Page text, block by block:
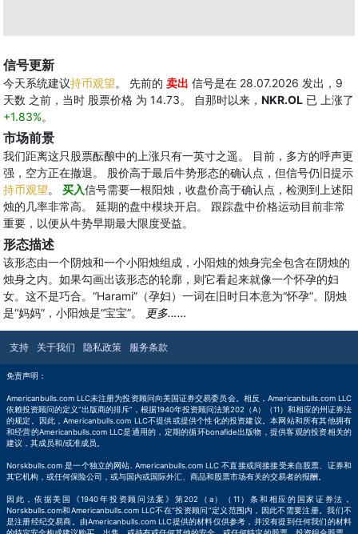
信号更新
今天系统建议持币观望。 先前的 卖出 信号是在 28.07.2026 发出，9
天数 之前，当时 股票价格 为 14.73。 自那时以来， NKR.OL 已 上涨了
+1.83%。
市场前景
我们距离这只股票酝酿中的上涨只有一英寸之遥。 目前，多方的呼声更
强，空方正在撤退。 股价高于最后牛势形态的确认点，但信号仍旧提示
持币观望。 买入信号需要一根阳烛，收盘价高于确认点，检测到上述阳
烛的几率非常高。 延期的盘中模块开启。 跟踪盘中价格运动目前非常
重要，以便从牛势早期最大限度受益。
形态描述
该形态由一个阴烛和一个小阳烛组成，小阳烛的烛身完全包含在阴烛的
烛身之内。如果勾画出该形态的轮廓，则它看起来就像一个怀孕的妇
女。这不是巧合。“Harami”（孕妇）一词在旧时日本意为“怀孕”。阴烛
是“妈妈”，小阳烛是“宝宝”。
更多……
支持 关于我们 隐私政策 服务条款
免责声明：
Americanbulls.com LLC未注册为投资顾问向美国证券交易委员会。相反，Americanbulls.com LLC
依赖投资顾问的定义“出版商的排斥”，根据1940年投资顾问法第202（A）（11）和相应的州证券法
的规定。因此，Americanbulls.com LLC不提供或提供个性化的投资建议。本网站和所有其他拥有
和经营的Americanbulls.com LLC是通用的，定期的循环bonafide出版物，提供客观的投资相关的
建议，其成员和/或准成员。
Norskbulls.com 是一个独立的网站. Americanbulls.com LLC 不直接或间接接受来自股票、证券和
其它机构，或任何保险公司，或与国内或国际外汇、商品和股票市场有关的交易者的报酬。
因此，依据美国《1940年投资顾问法案》第202（a）（11）条和相应的国家证券法，
Norskbulls.com和Americanbulls.com LLC不在“投资顾问”定义范围内，因此不需要注册。我们不
是注册经纪交易商。由Americanbulls.com LLC提供的材料仅供参考，并没有提到任何我们的材料